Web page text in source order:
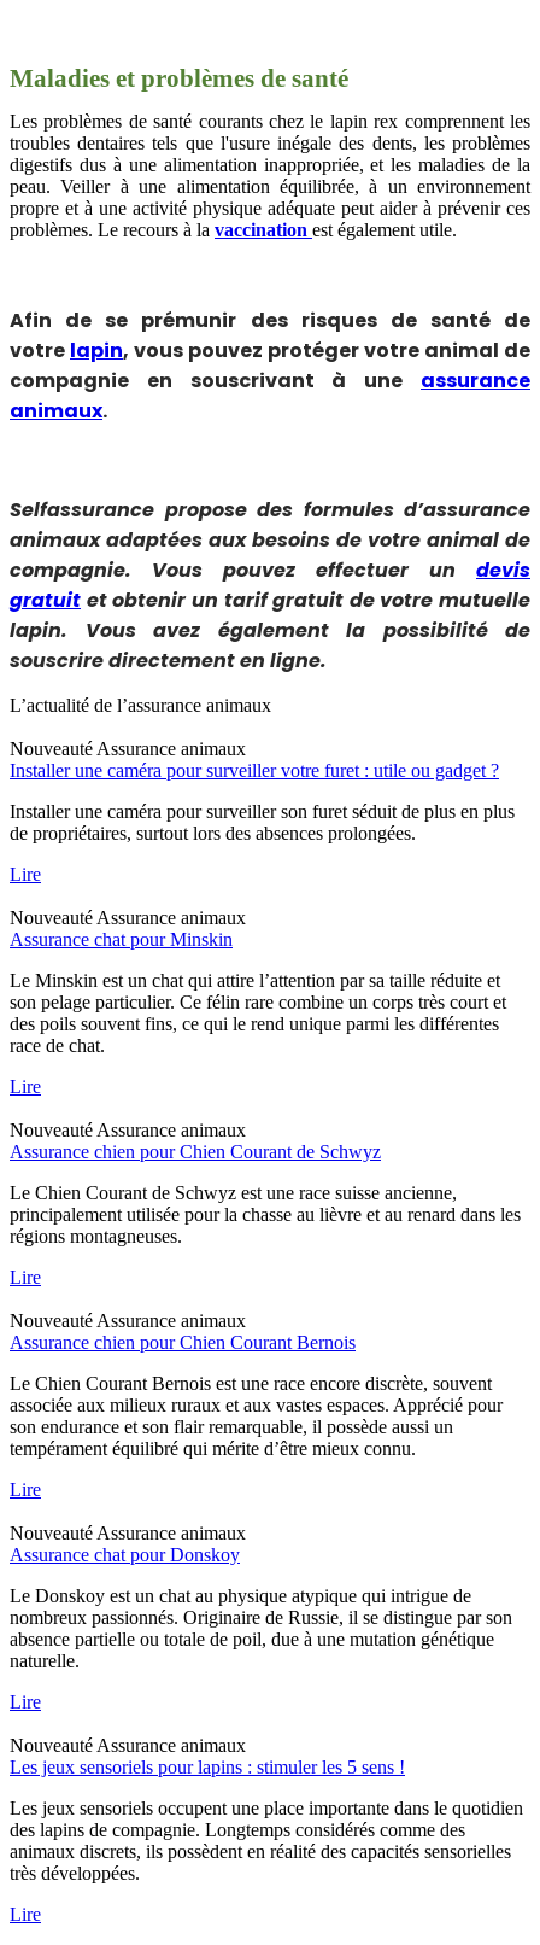
Maladies et problèmes de santé
Les problèmes de santé courants chez le lapin rex comprennent les
troubles dentaires tels que l'usure inégale des dents, les problèmes
digestifs dus à une alimentation inappropriée, et les maladies de la
peau. Veiller à une alimentation équilibrée, à un environnement
propre et à une activité physique adéquate peut aider à prévenir ces
problèmes. Le recours à la vaccination est également utile.
Afin de se prémunir des risques de santé de
votre lapin, vous pouvez protéger votre animal de
compagnie en souscrivant à une assurance
animaux.
Selfassurance propose des formules d’assurance
animaux adaptées aux besoins de votre animal de
compagnie. Vous pouvez effectuer un devis
gratuit et obtenir un tarif gratuit de votre mutuelle
lapin. Vous avez également la possibilité de
souscrire directement en ligne.
L’actualité de l’assurance animaux
Nouveauté Assurance animaux
Installer une caméra pour surveiller votre furet : utile ou gadget ?
Installer une caméra pour surveiller son furet séduit de plus en plus
de propriétaires, surtout lors des absences prolongées.
Lire
Nouveauté Assurance animaux
Assurance chat pour Minskin
Le Minskin est un chat qui attire l’attention par sa taille réduite et
son pelage particulier. Ce félin rare combine un corps très court et
des poils souvent fins, ce qui le rend unique parmi les différentes
race de chat.
Lire
Nouveauté Assurance animaux
Assurance chien pour Chien Courant de Schwyz
Le Chien Courant de Schwyz est une race suisse ancienne,
principalement utilisée pour la chasse au lièvre et au renard dans les
régions montagneuses.
Lire
Nouveauté Assurance animaux
Assurance chien pour Chien Courant Bernois
Le Chien Courant Bernois est une race encore discrète, souvent
associée aux milieux ruraux et aux vastes espaces. Apprécié pour
son endurance et son flair remarquable, il possède aussi un
tempérament équilibré qui mérite d’être mieux connu.
Lire
Nouveauté Assurance animaux
Assurance chat pour Donskoy
Le Donskoy est un chat au physique atypique qui intrigue de
nombreux passionnés. Originaire de Russie, il se distingue par son
absence partielle ou totale de poil, due à une mutation génétique
naturelle.
Lire
Nouveauté Assurance animaux
Les jeux sensoriels pour lapins : stimuler les 5 sens !
Les jeux sensoriels occupent une place importante dans le quotidien
des lapins de compagnie. Longtemps considérés comme des
animaux discrets, ils possèdent en réalité des capacités sensorielles
très développées.
Lire